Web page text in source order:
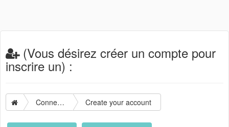
(Vous désirez créer un compte pour
inscrire un) :
Connection Create your account